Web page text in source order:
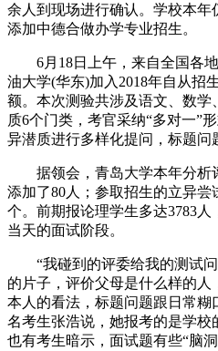
余人到现场进行确认。学校本
添加中德合做办学专业招生。
6月18日上午，来自全国各地
油大学(华东)加入2018年自从招
额。本次测验共涉及语文、数
质6个门类，考官采纳“多对一”
异潜质进行多样化提问，标题问
据领会，青岛大学本年分析
添加了80人；参取招生的立异
个。前期报论理学生多达3783人
当天的面试阶段。
“我碰到的评委给我的测试问
的片子，评价父母是什么样的
本人的看法，标题问题跟日常糊
名考生张浩说，她报考的是学
也有考生暗示，面试题有些“脑